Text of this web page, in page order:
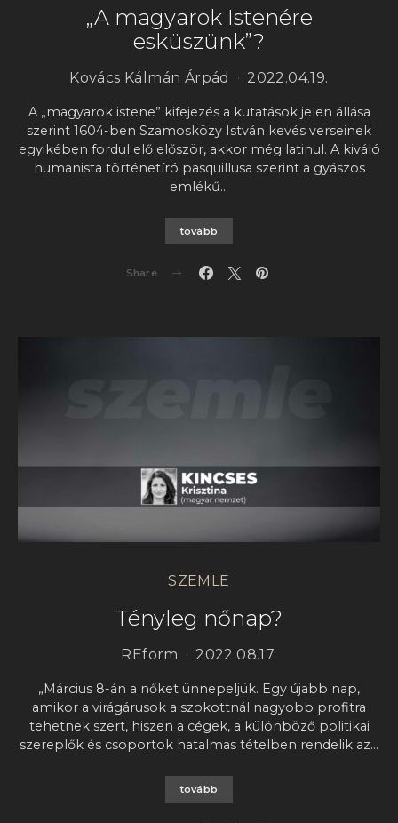
„A magyarok Istenére
esküszünk”?
Kovács Kálmán Árpád 2022.04.19.
A „magyarok istene” kifejezés a kutatások jelen állása
szerint 1604-ben Szamosközy István kevés verseinek
egyikében fordul elő először, akkor még latinul. A kiváló
humanista történetíró pasquillusa szerint a gyászos
emlékű…
tovább
Share
SZEMLE
Tényleg nőnap?
REform 2022.08.17.
„Március 8-án a nőket ünnepeljük. Egy újabb nap,
amikor a virágárusok a szokottnál nagyobb profitra
tehetnek szert, hiszen a cégek, a különböző politikai
szereplők és csoportok hatalmas tételben rendelik az…
tovább